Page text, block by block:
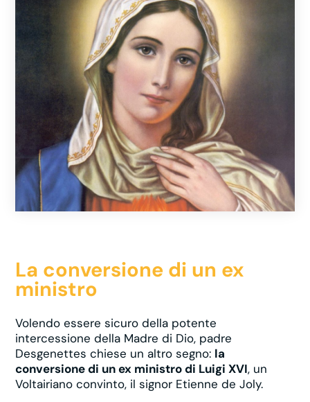
La conversione di un ex
ministro
Volendo essere sicuro della potente
intercessione della Madre di Dio, padre
Desgenettes chiese un altro segno: la
conversione di un ex ministro di Luigi XVI, un
Voltairiano convinto, il signor Etienne de Joly.